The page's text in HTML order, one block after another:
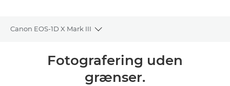
Canon EOS-1D X Mark III
Toggle breadcrumbs
Fotografering uden
grænser.